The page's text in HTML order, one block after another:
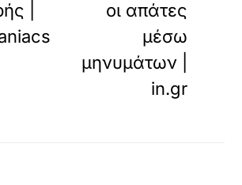
|
οι απάτες
μέσω
μηνυμάτων |
in.gr